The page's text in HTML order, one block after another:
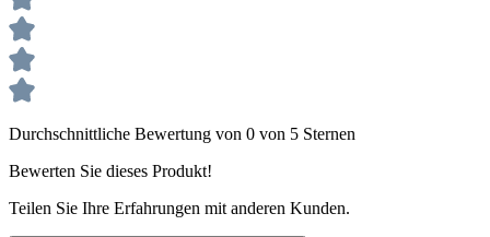
Durchschnittliche Bewertung von 0 von 5 Sternen
Bewerten Sie dieses Produkt!
Teilen Sie Ihre Erfahrungen mit anderen Kunden.